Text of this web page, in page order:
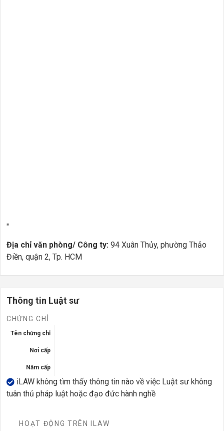
"
Địa chỉ văn phòng/ Công ty: 94 Xuân Thủy, phường Thảo
Điền, quận 2, Tp. HCM
Thông tin Luật sư
CHỨNG CHỈ
Tên chứng chỉ
Nơi cấp
Năm cấp
iLAW không tìm thấy thông tin nào về việc Luật sư không
tuân thủ pháp luật hoặc đạo đức hành nghề
HOẠT ĐỘNG TRÊN ILAW